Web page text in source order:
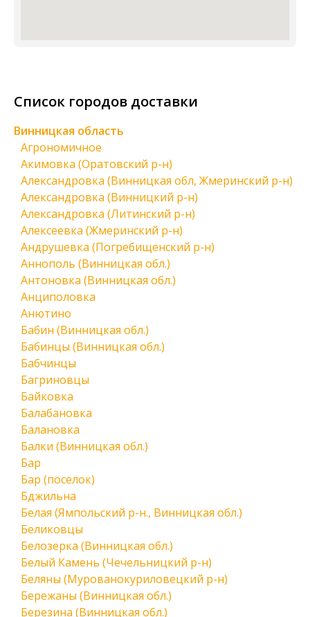
Список городов доставки
Винницкая область
Агрономичное
Акимовка (Оратовский р-н)
Александровка (Винницкая обл, Жмеринский р-н)
Александровка (Винницкий р-н)
Александровка (Литинский р-н)
Алексеевка (Жмеринский р-н)
Андрушевка (Погребищенский р-н)
Аннополь (Винницкая обл.)
Антоновка (Винницкая обл.)
Анциполовка
Анютино
Бабин (Винницкая обл.)
Бабинцы (Винницкая обл.)
Бабчинцы
Багриновцы
Байковка
Балабановка
Балановка
Балки (Винницкая обл.)
Бар
Бар (поселок)
Бджильна
Белая (Ямпольский р-н., Винницкая обл.)
Беликовцы
Белозерка (Винницкая обл.)
Белый Камень (Чечельницкий р-н)
Беляны (Мурованокуриловецкий р-н)
Бережаны (Винницкая обл.)
Березина (Винницкая обл.)